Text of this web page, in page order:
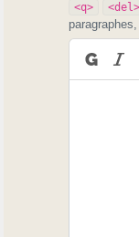
<q> <del>